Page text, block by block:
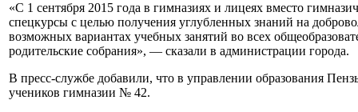
«С 1 сентября 2015 года в гимназиях и лицеях вместо
спецкурсы с целью получения углубленных знаний на
возможных вариантах учебных занятий во всех
родительские собрания», — сказали в администрации города.
В пресс-службе добавили, что в управлении образования
учеников гимназии № 42.